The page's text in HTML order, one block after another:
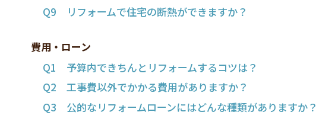
Q9 リフォームで住宅の断熱ができますか？
費用・ローン
Q1 予算内できちんとリフォームするコツは？
Q2 工事費以外でかかる費用がありますか？
Q3 公的なリフォームローンにはどんな種類がありますか？